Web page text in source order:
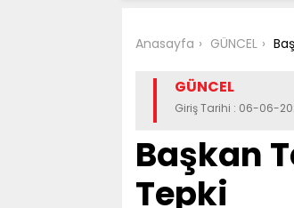
Anasayfa GÜNCEL
GÜNCEL
Giriş Tarihi : 06-06-
Başkan
Tepki